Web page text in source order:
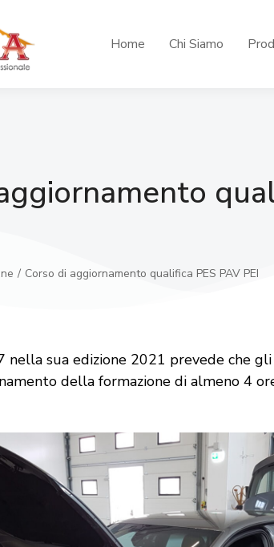
Home Chi Siamo
Corso di aggiornamento qualifica PES PAV PEI
nella sua edizione 2021 prevede che
della formazione di almeno 4